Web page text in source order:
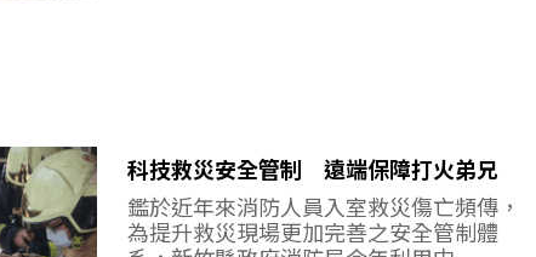
科技救災安全管制 遠端保障打火弟兄
鑑於近年來消防人員入室救災傷亡頻傳，
為提升救災現場更加完善之安全管制體